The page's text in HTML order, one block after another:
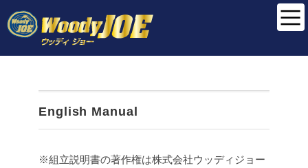
English Manual
※組立説明書の著作権は株式会社ウッディジョー